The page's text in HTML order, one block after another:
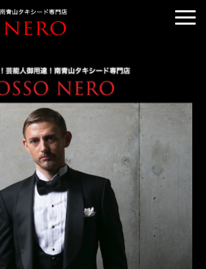
TUXEDO RENTAL
TUXEDO RANKING
KIMONO DRESS
CUSTOMER'S VOICE
COLUMN &BLOG
ABOUT US
ACCESS